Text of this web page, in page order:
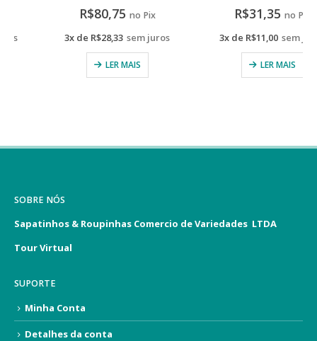
80,75 no Pix
R$28,33 sem juros
LER MAIS
31,35 no Pix
R$11,00 sem juros
LER MAIS
SOBRE NÓS
Sapatinhos & Roupinhas Comercio de Variedades LTDA
Tour Virtual
SUPORTE
Minha Conta
Detalhes da conta